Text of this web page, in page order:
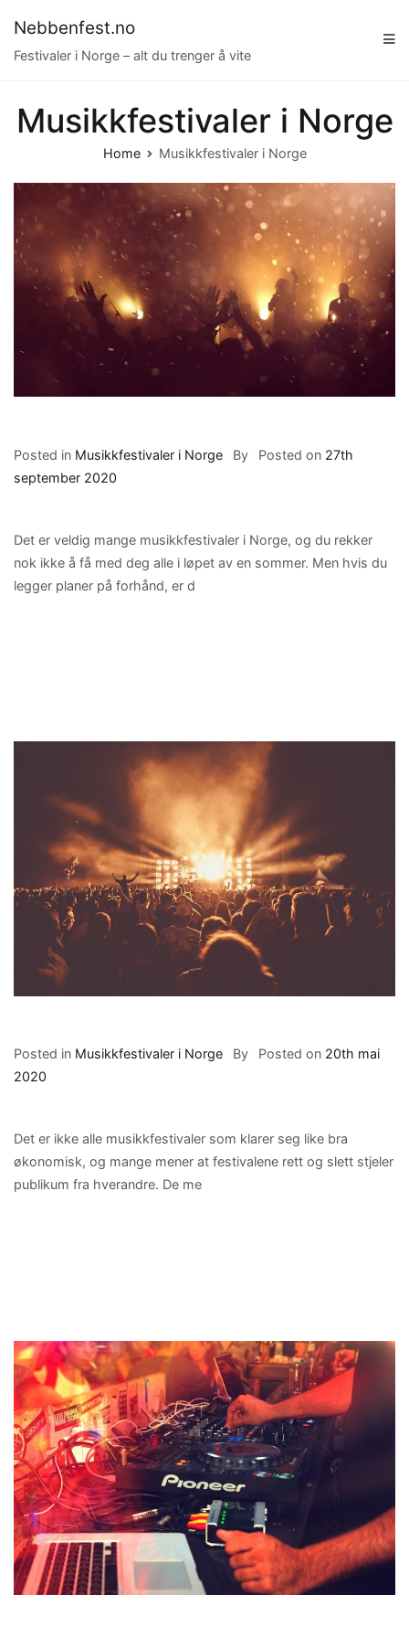
content
Nebbenfest.no
Festivaler i Norge – alt du trenger å vite
Musikkfestivaler i Norge
Home Musikkfestivaler i Norge
Posted in Musikkfestivaler i Norge By Posted on 27th
september 2020
Det er veldig mange musikkfestivaler i Norge, og du rekker
nok ikke å få med deg alle i løpet av en sommer. Men hvis du
legger planer på forhånd, er d
Posted in Musikkfestivaler i Norge By Posted on 20th mai
2020
Det er ikke alle musikkfestivaler som klarer seg like bra
økonomisk, og mange mener at festivalene rett og slett stjeler
publikum fra hverandre. De me